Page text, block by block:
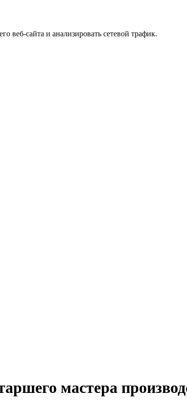
веб-сайта и анализировать сетевой трафик.
мастера